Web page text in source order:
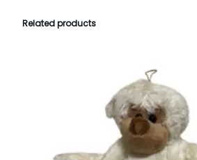
Related products